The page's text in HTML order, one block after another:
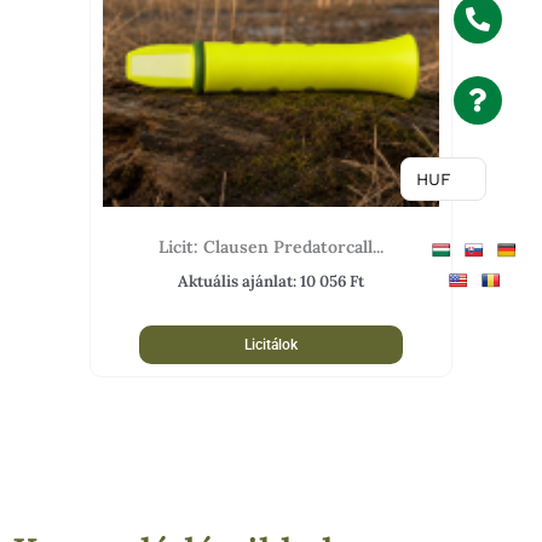
Licit: Clausen Predatorcall...
Aktuális ajánlat:10 056Ft
Licitálok
HUF